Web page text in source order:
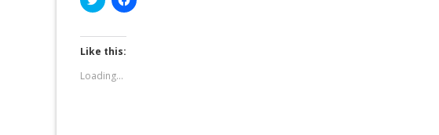
to
Twitter
(Opens
in
new
window)
to
Like this:
Loading...